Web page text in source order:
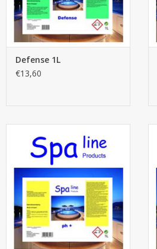
Defense 1L
€13,60
AJOUTER AU PANIER